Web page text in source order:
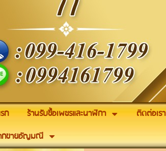
ก ร้านรับซื้อเพชรและนาฬิกา ติดต่อเรา
กขายอัญมณี